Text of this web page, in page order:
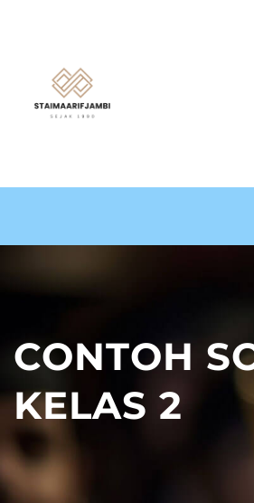
CONTOH
KELAS 2